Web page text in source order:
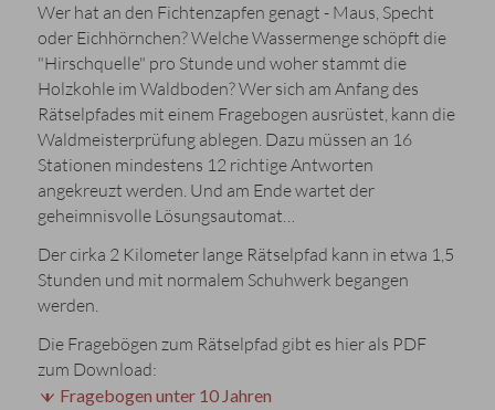
Wer hat an den Fichtenzapfen genagt - Maus, Specht
oder Eichhörnchen? Welche Wassermenge schöpft die
"Hirschquelle" pro Stunde und woher stammt die
Holzkohle im Waldboden? Wer sich am Anfang des
Rätselpfades mit einem Fragebogen ausrüstet, kann die
Waldmeisterprüfung ablegen. Dazu müssen an 16
Stationen mindestens 12 richtige Antworten
angekreuzt werden. Und am Ende wartet der
geheimnisvolle Lösungsautomat…
Der cirka 2 Kilometer lange Rätselpfad kann in etwa 1,5
Stunden und mit normalem Schuhwerk begangen
werden.
Die Fragebögen zum Rätselpfad gibt es hier als PDF
zum Download:
Fragebogen unter 10 Jahren